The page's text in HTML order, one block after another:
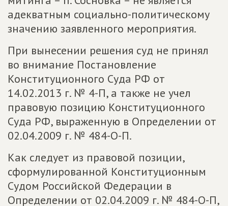
адекватным социально-политическому
значению заявленного мероприятия.
При вынесении решения суд не принял
во внимание Постановление
Конституционного Суда РФ от
14.02.2013 г. № 4-П, а также не учел
правовую позицию Конституционного
Суда РФ, выраженную в Определении от
02.04.2009 г. № 484-О-П.
Как следует из правовой позиции,
сформулированной Конституционным
Судом Российской Федерации в
Определении от 02.04.2009 г. № 484-О-П,